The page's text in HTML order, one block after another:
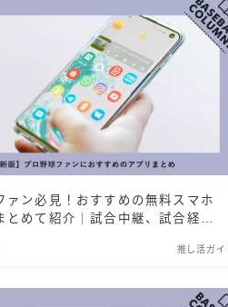
ァン必見！おすすめの無料スマホ
とめて紹介｜試合中継、試合経
推し活ガイ